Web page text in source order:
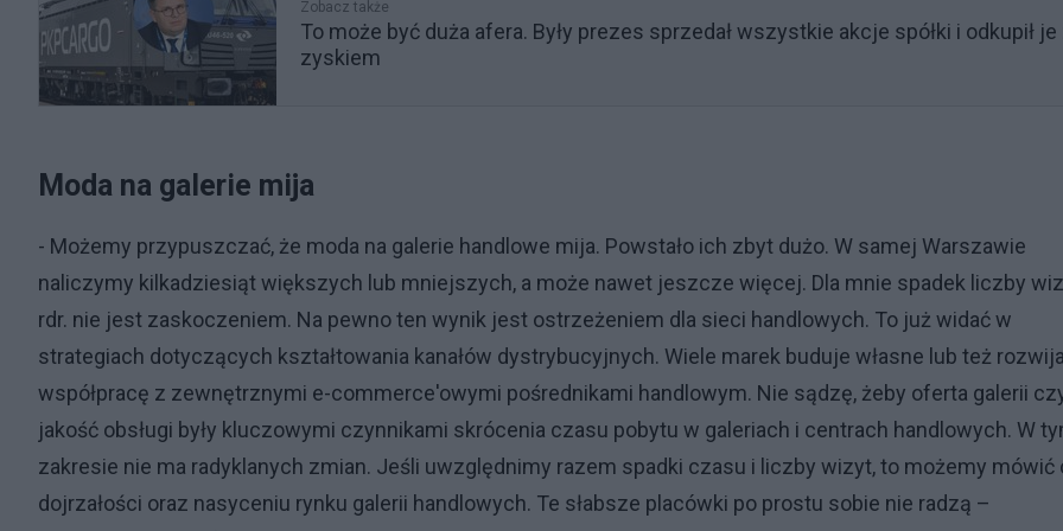
Zobacz także
To może być duża afera. Były prezes sprzedał wszystkie akcje spółki i odkupił je
zyskiem
Moda na galerie mija
- Możemy przypuszczać, że moda na galerie handlowe mija. Powstało ich zbyt dużo. W samej Warszawie
naliczymy kilkadziesiąt większych lub mniejszych, a może nawet jeszcze więcej. Dla mnie spadek liczby
rdr. nie jest zaskoczeniem. Na pewno ten wynik jest ostrzeżeniem dla sieci handlowych. To już widać w
strategiach dotyczących kształtowania kanałów dystrybucyjnych. Wiele marek buduje własne lub też rozwija
współpracę z zewnętrznymi e-commerce'owymi pośrednikami handlowym. Nie sądzę, żeby oferta galerii
jakość obsługi były kluczowymi czynnikami skrócenia czasu pobytu w galeriach i centrach handlowych. W
zakresie nie ma radyklanych zmian. Jeśli uwzględnimy razem spadki czasu i liczby wizyt, to możemy mówić
dojrzałości oraz nasyceniu rynku galerii handlowych. Te słabsze placówki po prostu sobie nie radzą –